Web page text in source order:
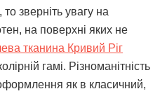
зверніть увагу на
на поверхні яких не
тканина Кривий Ріг
гамі. Різноманітність
як в класичний,